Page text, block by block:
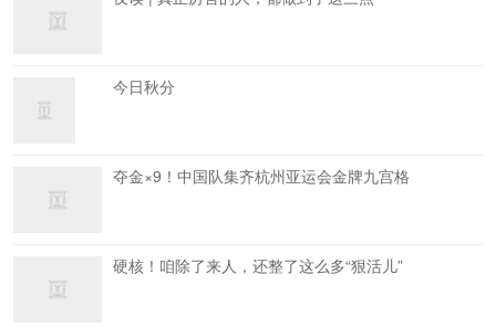
今日秋分
夺金×9！中国队集齐杭州亚运会金牌九宫格
硬核！咱除了来人，还整了这么多“狠活儿”